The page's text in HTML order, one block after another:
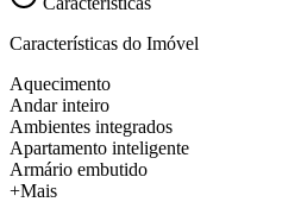
Características do Imóvel
Aquecimento
Andar inteiro
Ambientes integrados
Apartamento inteligente
Armário embutido
+Mais